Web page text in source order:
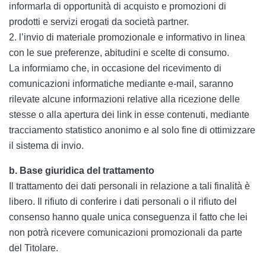
informarla di opportunità di acquisto e promozioni di
prodotti e servizi erogati da società partner.
2. l’invio di materiale promozionale e informativo in linea
con le sue preferenze, abitudini e scelte di consumo.
La informiamo che, in occasione del ricevimento di
comunicazioni informatiche mediante e-mail, saranno
rilevate alcune informazioni relative alla ricezione delle
stesse o alla apertura dei link in esse contenuti, mediante
tracciamento statistico anonimo e al solo fine di ottimizzare
il sistema di invio.
b. Base giuridica del trattamento
Il trattamento dei dati personali in relazione a tali finalità è
libero. Il rifiuto di conferire i dati personali o il rifiuto del
consenso hanno quale unica conseguenza il fatto che lei
non potrà ricevere comunicazioni promozionali da parte
del Titolare.